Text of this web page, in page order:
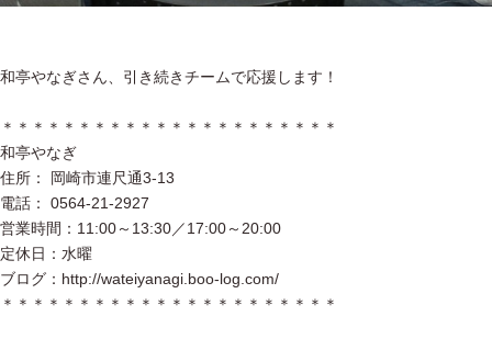
和亭やなぎさん、引き続きチームで応援します！
＊＊＊＊＊＊＊＊＊＊＊＊＊＊＊＊＊＊＊＊＊＊
和亭やなぎ
住所： 岡崎市連尺通3-13
電話： 0564-21-2927
営業時間：11:00～13:30／17:00～20:00
定休日：水曜
ブログ：http://wateiyanagi.boo-log.com/
＊＊＊＊＊＊＊＊＊＊＊＊＊＊＊＊＊＊＊＊＊＊